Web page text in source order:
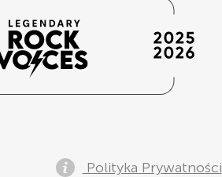
Polityka Prywatności